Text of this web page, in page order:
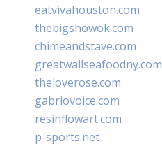
eatvivahouston.com
thebigshowok.com
chimeandstave.com
greatwallseafoodny.com
theloverose.com
gabriovoice.com
resinflowart.com
p-sports.net